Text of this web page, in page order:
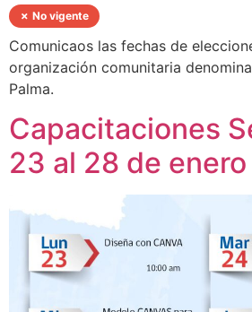
✗ No vigente
Comunicaos las fechas de
organización comunitaria
Palma.
Capacitaciones
23 al 28 de enero